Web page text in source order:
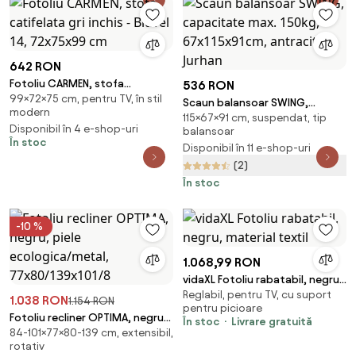
642 RON
Fotoliu CARMEN, stofa
catifelata gri inchis - Bluvel 14,
72x75x99 cm
99×72×75 cm, pentru TV, în stil
modern
Disponibil în 4 e-shop-uri
În stoc
536 RON
Scaun balansoar SWING,
capacitate max. 150kg,
67x115x91cm, antracit Jurhan
115×67×91 cm, suspendat, tip
balansoar
Disponibil în 11 e-shop-uri
(2)
În stoc
-10 %
1.038 RON1.154 RON
Fotoliu recliner OPTIMA, negru,
piele ecologica/metal,
77x80/139x101/8
84-101×77×80-139 cm, extensibil,
rotativ
1.068,99 RON
vidaXL Fotoliu rabatabil, negru,
material textil
Reglabil, pentru TV, cu suport
pentru picioare
În stoc
Livrare gratuită